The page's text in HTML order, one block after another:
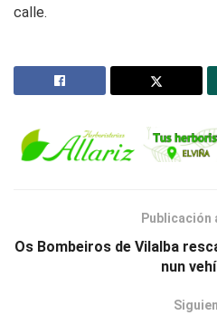
calle.
Publicación
Os Bombeiros de Vilalba
nun